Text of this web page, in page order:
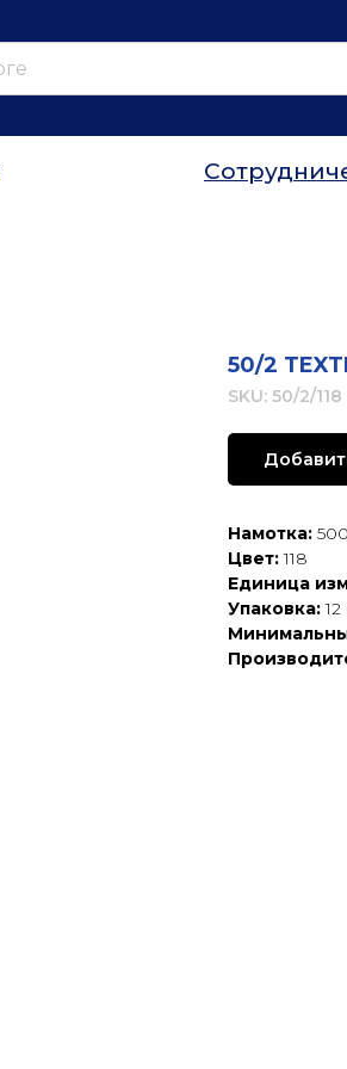
50/2
SKU: 50/2/118
Намотка:
Цвет:118
Единица
Упаковка: